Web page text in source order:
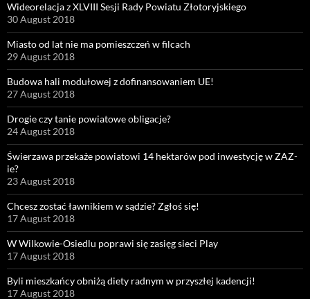
Wideorelacja z XLVIII Sesji Rady Powiatu Złotoryjskiego
30 August 2018
Miasto od lat nie ma pomieszczeń w filcach
29 August 2018
Budowa hali modułowej z dofinansowaniem UE!
27 August 2018
Drogie czy tanie powiatowe obligacje?
24 August 2018
Świerzawa przekaże powiatowi 14 hektarów pod inwestycję w ZAZ-
ie?
23 August 2018
Chcesz zostać ławnikiem w sądzie? Zgłoś się!
17 August 2018
W Wilkowie-Osiedlu poprawi się zasięg sieci Play
17 August 2018
Byli mieszkańcy obniżą diety radnym w przyszłej kadencji!
17 August 2018